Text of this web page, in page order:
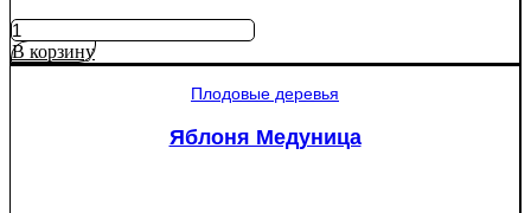
Количество
товара
Яблоня
В корзину
Плодовые деревья
Яблоня Медуница